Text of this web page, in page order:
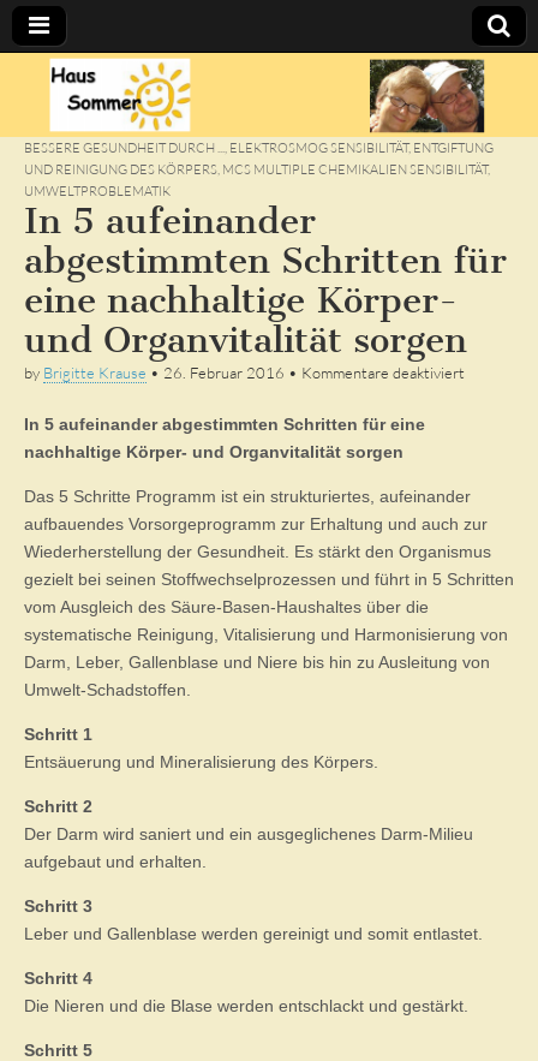
Sommer's
BLOG
BESSERE GESUNDHEIT DURCH ..., ELEKTROSMOG SENSIBILITÄT, ENTGIFTUNG
UND REINIGUNG DES KÖRPERS, MCS MULTIPLE CHEMIKALIEN SENSIBILITÄT,
UMWELTPROBLEMATIK
In 5 aufeinander
abgestimmten Schritten für
eine nachhaltige Körper-
und Organvitalität sorgen
by Brigitte Krause • 26. Februar 2016 • Kommentare deaktiviert
eine
und
In 5 aufeinander abgestimmten Schritten für eine
nachhaltige Körper- und Organvitalität sorgen
Das 5 Schritte Programm ist ein strukturiertes, aufeinander
aufbauendes Vorsorgeprogramm zur Erhaltung und auch zur
Wiederherstellung der Gesundheit. Es stärkt den Organismus
gezielt bei seinen Stoffwechselprozessen und führt in 5 Schritten
vom Ausgleich des Säure-Basen-Haushaltes über die
systematische Reinigung, Vitalisierung und Harmonisierung von
Darm, Leber, Gallenblase und Niere bis hin zu Ausleitung von
Umwelt-Schadstoffen.
Schritt 1
Entsäuerung und Mineralisierung des Körpers.
Schritt 2
Der Darm wird saniert und ein ausgeglichenes Darm-Milieu
aufgebaut und erhalten.
Schritt 3
Leber und Gallenblase werden gereinigt und somit entlastet.
Schritt 4
Die Nieren und die Blase werden entschlackt und gestärkt.
Schritt 5